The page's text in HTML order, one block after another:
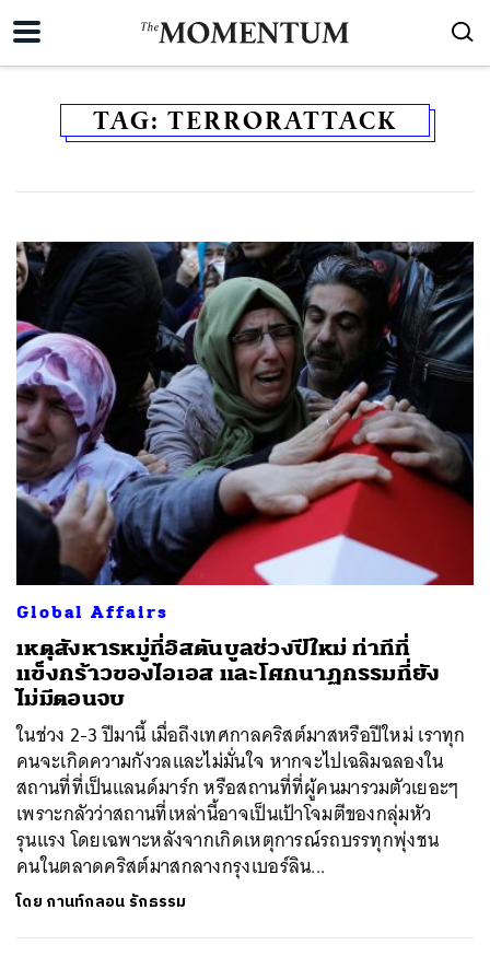
TAG: TERRORATTACK
Global Affairs
เหตุสังหารหมู่ที่อิสตันบูลช่วงปีใหม่ ท่าทีที่
แข็งกร้าวของไอเอส และโศกนาฏกรรมที่ยัง
ไม่มีตอนจบ
ในช่วง 2-3 ปีมานี้ เมื่อถึงเทศกาลคริสต์มาสหรือปีใหม่ เราทุก
คนจะเกิดความกังวลและไม่มั่นใจ หากจะไปเฉลิมฉลองใน
สถานที่ที่เป็นแลนด์มาร์ก หรือสถานที่ที่ผู้คนมารวมตัวเยอะๆ
เพราะกลัวว่าสถานที่เหล่านี้อาจเป็นเป้าโจมตีของกลุ่มหัว
รุนแรง โดยเฉพาะหลังจากเกิดเหตุการณ์รถบรรทุกพุ่งชน
คนในตลาดคริสต์มาสกลางกรุงเบอร์ลิน...
โดย กานท์กลอน รักธรรม
SHARE